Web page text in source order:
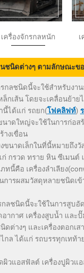
เครื่องจักรกลหนัก
ชนิดต่างๆ ตามลักษณะข
รกลชนิดนี้จะใช้สำหรับงา
กเส้น โดยจะเคลื่อนย้าย
นี้ได้แก่ รถยก(โฟคลิฟท์)
นาดใหญ่จะใช้ในการก่อส
างเขื่อน
ขนาดเล็กในที่นี้หมายถึง
ก่ กรวด ทราย หิน ซีเมนต์
นี้คือ เครื่องลำเลียง
การผสมวัสดุหลายชนิดเ
กลชนิดนี้จะใช้ในการสูบอั
อากาศ เครื่องสูบน้ำ แล
ดต่างๆ และเครื่องตอกเส
กล ได้แก่ รถบรรทุกเทท้า
วแอสฟัลต์ เครื่องปูผิวแ